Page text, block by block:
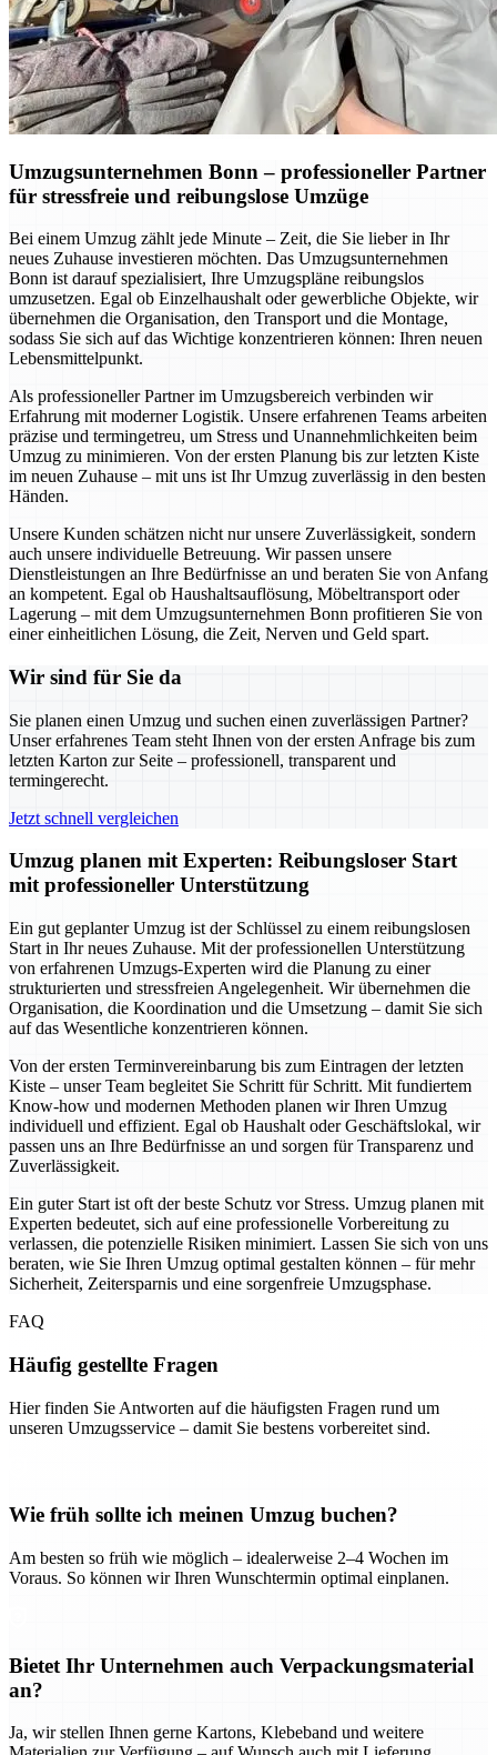
Umzugsunternehmen Bonn – professioneller Partner
für stressfreie und reibungslose Umzüge
Bei einem Umzug zählt jede Minute – Zeit, die Sie lieber in Ihr
neues Zuhause investieren möchten. Das Umzugsunternehmen
Bonn ist darauf spezialisiert, Ihre Umzugspläne reibungslos
umzusetzen. Egal ob Einzelhaushalt oder gewerbliche Objekte, wir
übernehmen die Organisation, den Transport und die Montage,
sodass Sie sich auf das Wichtige konzentrieren können: Ihren neuen
Lebensmittelpunkt.
Als professioneller Partner im Umzugsbereich verbinden wir
Erfahrung mit moderner Logistik. Unsere erfahrenen Teams arbeiten
präzise und termingetreu, um Stress und Unannehmlichkeiten beim
Umzug zu minimieren. Von der ersten Planung bis zur letzten Kiste
im neuen Zuhause – mit uns ist Ihr Umzug zuverlässig in den besten
Händen.
Unsere Kunden schätzen nicht nur unsere Zuverlässigkeit, sondern
auch unsere individuelle Betreuung. Wir passen unsere
Dienstleistungen an Ihre Bedürfnisse an und beraten Sie von Anfang
an kompetent. Egal ob Haushaltsauflösung, Möbeltransport oder
Lagerung – mit dem Umzugsunternehmen Bonn profitieren Sie von
einer einheitlichen Lösung, die Zeit, Nerven und Geld spart.
Wir sind für Sie da
Sie planen einen Umzug und suchen einen zuverlässigen Partner?
Unser erfahrenes Team steht Ihnen von der ersten Anfrage bis zum
letzten Karton zur Seite – professionell, transparent und
termingerecht.
Jetzt schnell vergleichen
Umzug planen mit Experten: Reibungsloser Start
mit professioneller Unterstützung
Ein gut geplanter Umzug ist der Schlüssel zu einem reibungslosen
Start in Ihr neues Zuhause. Mit der professionellen Unterstützung
von erfahrenen Umzugs-Experten wird die Planung zu einer
strukturierten und stressfreien Angelegenheit. Wir übernehmen die
Organisation, die Koordination und die Umsetzung – damit Sie sich
auf das Wesentliche konzentrieren können.
Von der ersten Terminvereinbarung bis zum Eintragen der letzten
Kiste – unser Team begleitet Sie Schritt für Schritt. Mit fundiertem
Know-how und modernen Methoden planen wir Ihren Umzug
individuell und effizient. Egal ob Haushalt oder Geschäftslokal, wir
passen uns an Ihre Bedürfnisse an und sorgen für Transparenz und
Zuverlässigkeit.
Ein guter Start ist oft der beste Schutz vor Stress. Umzug planen mit
Experten bedeutet, sich auf eine professionelle Vorbereitung zu
verlassen, die potenzielle Risiken minimiert. Lassen Sie sich von uns
beraten, wie Sie Ihren Umzug optimal gestalten können – für mehr
Sicherheit, Zeitersparnis und eine sorgenfreie Umzugsphase.
FAQ
Häufig gestellte Fragen
Hier finden Sie Antworten auf die häufigsten Fragen rund um
unseren Umzugsservice – damit Sie bestens vorbereitet sind.
Wie früh sollte ich meinen Umzug buchen?
Am besten so früh wie möglich – idealerweise 2–4 Wochen im
Voraus. So können wir Ihren Wunschtermin optimal einplanen.
Bietet Ihr Unternehmen auch Verpackungsmaterial
an?
Ja, wir stellen Ihnen gerne Kartons, Klebeband und weitere